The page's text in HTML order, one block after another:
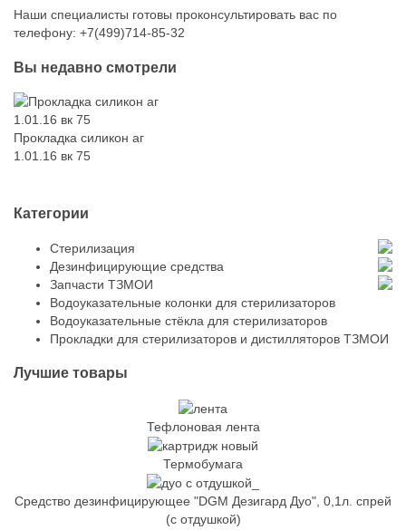
Наши специалисты готовы проконсультировать вас по
телефону: +7(499)714-85-32
Вы недавно смотрели
Прокладка силикон аг
1.01.16 вк 75
Категории
Стерилизация
Дезинфицирующие средства
Запчасти ТЗМОИ
Водоуказательные колонки для стерилизаторов
Водоуказательные стёкла для стерилизаторов
Прокладки для стерилизаторов и дистилляторов ТЗМОИ
Лучшие товары
Тефлоновая лента
Термобумага
Средство дезинфицирующее "DGM Дезигард Дуо", 0,1л. спрей
(с отдушкой)